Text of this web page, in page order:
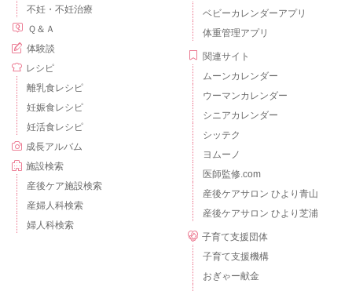
不妊・不妊治療
Ｑ＆Ａ
体験談
レシピ
離乳食レシピ
妊娠食レシピ
妊活食レシピ
成長アルバム
施設検索
産後ケア施設検索
産婦人科検索
婦人科検索
ベビーカレンダーアプリ
体重管理アプリ
関連サイト
ムーンカレンダー
ウーマンカレンダー
シニアカレンダー
シッテク
ヨムーノ
医師監修.com
産後ケアサロン ひより青山
産後ケアサロン ひより芝浦
子育て支援団体
子育て支援機構
おぎゃー献金